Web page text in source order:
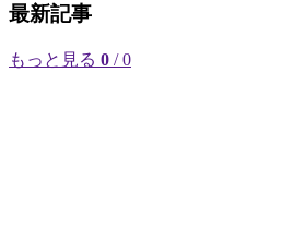
最新記事
もっと見る 0 / 0